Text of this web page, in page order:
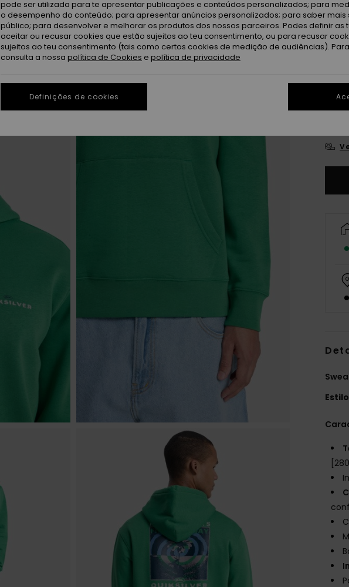
Cor
Estilo
pode ser utilizada para te apresentar publicações e conteúdos personalizados; para
o desempenho do conteúdo; para apresentar anúncios personalizados; para saber mais
público; para desenvolver e melhorar os produtos dos nossos parceiros. Podes definir as
aceitar ou recusar cookies que estão sujeitos ao teu consentimento, ou para recusar
sujeitos ao teu consentimento (tais como certos cookies de medição de audiências).
consulta a nossa política de Cookies e política de privacidade
Definições de cookies